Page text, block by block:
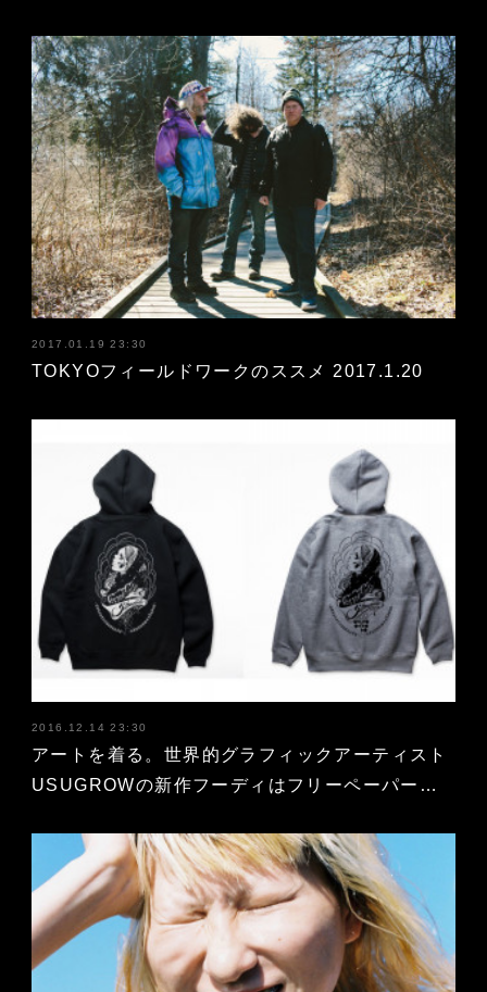
2017.01.19 23:30
TOKYOフィールドワークのススメ 2017.1.20
2016.12.14 23:30
アートを着る。世界的グラフィックアーティスト
USUGROWの新作フーディはフリーペーパー…